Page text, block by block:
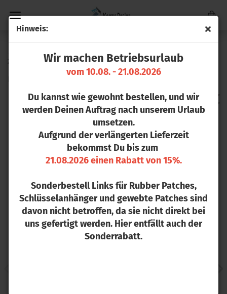
Hin­weis:
Wir machen Betriebsurlaub
vom 10.08. - 21.08.2026
Du kannst wie gewohnt bestellen, und wir
werden Deinen Auftrag nach unserem Urlaub
umsetzen.
Aufgrund der verlängerten Lieferzeit
bekommst Du bis zum
21.08.2026 einen Rabatt von 15%.
Sonderbestell Links für Rubber Patches,
Schlüsselanhänger und gewebte Patches sind
davon nicht betroffen, da sie nicht direkt bei
uns gefertigt werden. Hier entfällt auch der
Sonderrabatt.
20
Artikel in dieser Kategorie